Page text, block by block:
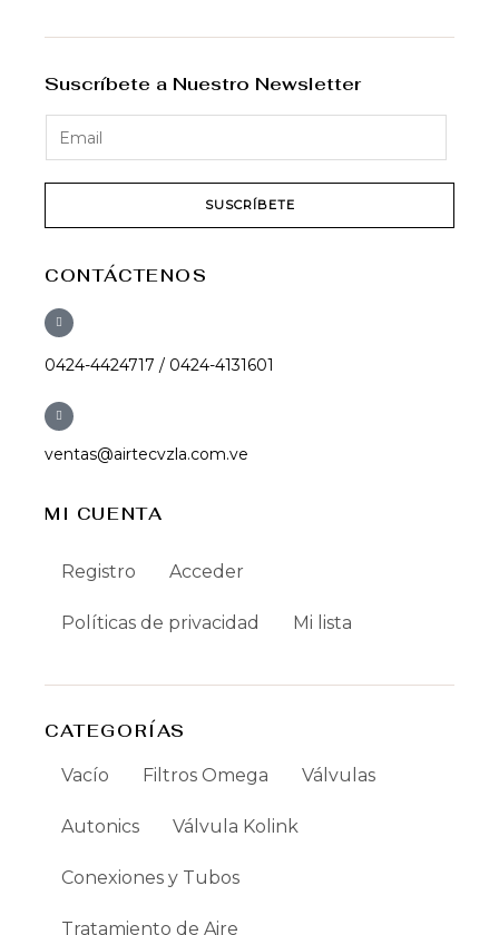
Suscríbete a Nuestro Newsletter
SUSCRÍBETE
CONTÁCTENOS
0424-4424717 / 0424-4131601
ventas@airtecvzla.com.ve
MI CUENTA
Registro Acceder
Políticas de privacidad Mi lista
CATEGORÍAS
Vacío Filtros Omega Válvulas
Autonics Válvula Kolink
Conexiones y Tubos
Tratamiento de Aire